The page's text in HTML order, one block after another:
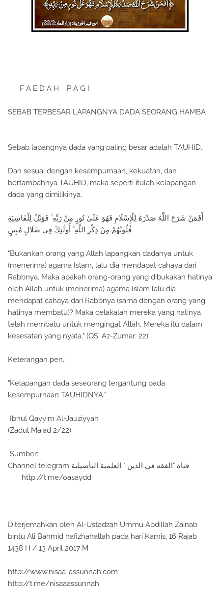
F A E D A H P A G I
SEBAB TERBESAR LAPANGNYA DADA SEORANG HAMBA
Sebab lapangnya dada yang paling besar adalah TAUHID.
Dan sesuai dengan kesempurnaan, kekuatan, dan
bertambahnya TAUHID, maka seperti itulah kelapangan
dada yang dimilikinya.
أَفَمَنْ شَرَحَ اللَّهُ صَدْرَهُ لِلْإِسْلَامِ فَهُوَ عَلَىٰ نُورٍ مِنْ رَبِّهِ ۚ فَوَيْلٌ لِلْقَاسِيَةِ
قُلُوبُهُمْ مِنْ ذِكْرِ اللَّهِ ۚ أُولَٰئِكَ فِي ضَلَالٍ مُبِينٍ
"Bukankah orang yang Allah lapangkan dadanya untuk
(menerima) agama Islam, lalu dia mendapat cahaya dari
Rabbnya. Maka apakah orang-orang yang dibukakan hatinya
oleh Allah untuk (menerima) agama Islam lalu dia
mendapat cahaya dari Rabbnya (sama dengan orang yang
hatinya membatu)? Maka celakalah mereka yang hatinya
telah membatu untuk mengingat Allah. Mereka itu dalam
kesesatan yang nyata." (QS. Az-Zumar: 22)
Keterangan pen.:
"Kelapangan dada seseorang tergantung pada
kesempurnaan TAUHIDNYA."
Ibnul Qayyim Al-Jauziyyah
(Zadul Ma'ad 2/22)
Sumber:
Channel telegram قناة "الفقه في الدين " العلمية التأصيلية.
http://t.me/oasaydd
Diterjemahkan oleh Al-Ustadzah Ummu Abdillah Zainab
bintu Ali Bahmid hafizhahallah pada hari Kamis, 16 Rajab
1438 H / 13 April 2017 M
http://www.nisaa-assunnah.com
http://t.me/nisaaassunnah